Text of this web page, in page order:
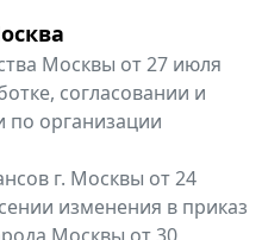
Москвы от 27 июля
согласовании и
по организации
г. Москвы от 24
изменения в приказ